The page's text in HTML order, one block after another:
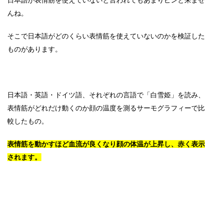
んね。
そこで日本語がどのくらい表情筋を使えていないのかを検証した
ものがあります。
日本語・英語・ドイツ語、それぞれの言語で「白雪姫」を読み、
表情筋がどれだけ動くのか顔の温度を測るサーモグラフィーで比
較したもの。
表情筋を動かすほど血流が良くなり顔の体温が上昇し、赤く表示
されます。